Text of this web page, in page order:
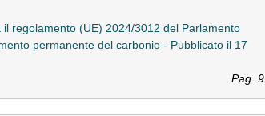
regolamento (UE) 2024/3012 del Parlamento
permanente del carbonio - Pubblicato il 17
Pag. 9